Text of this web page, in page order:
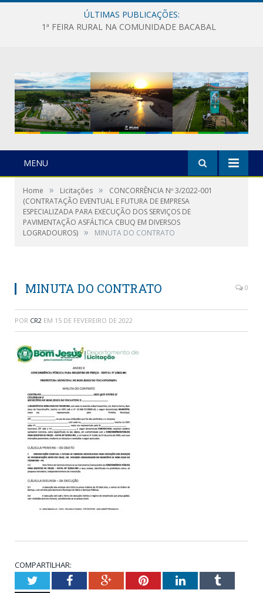
ÚLTIMAS PUBLICAÇÕES:
1ª FEIRA RURAL NA COMUNIDADE BACABAL
MENU
Home » Licitações »
CONCORRÊNCIA Nº 3/2022-001
(CONTRATAÇÃO EVENTUAL E FUTURA DE EMPRESA
ESPECIALIZADA PARA EXECUÇÃO DOS SERVIÇOS DE
PAVIMENTAÇÃO ASFÁLTICA CBUQ EM DIVERSOS
LOGRADOUROS) » MINUTA DO CONTRATO
MINUTA DO CONTRATO 0
POR CR2 EM 15 DE FEVEREIRO DE 2022
COMPARTILHAR:
TwitterFacebookGoogle+PinterestLinkedInTumblr